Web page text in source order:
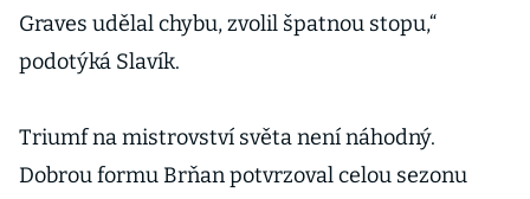
Graves udělal chybu, zvolil špatnou stopu,“
podotýká Slavík.
Triumf na mistrovství světa není náhodný.
Dobrou formu Brňan potvrzoval celou sezonu